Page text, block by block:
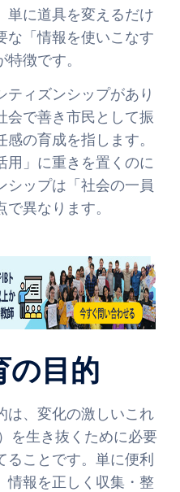
単に道具を変えるだけ
な「情報を使いこなす
徴です。
ティズンシップがあり
会で善き市民として振
の育成を指します。
用」に重きを置くのに
シップは「社会の一員
異なります。
の目的
は、変化の激しいこれ
を生き抜くために必要
ことです。単に便利
情報を正しく収集・整